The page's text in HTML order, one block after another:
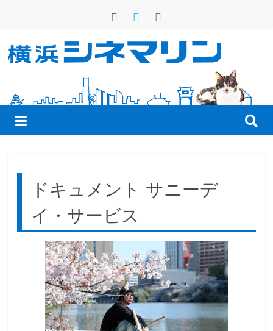
ン
横
浜
シ
ネ
リ
ドキュメント サニーデ
イ・サービス